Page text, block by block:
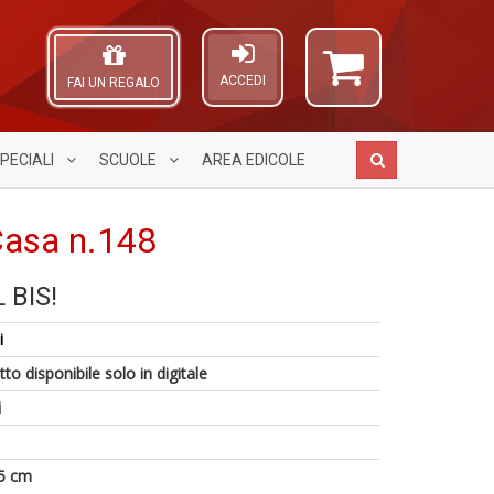
ACCEDI
FAI UN REGALO
SCUOLE AREA EDICOLE
n.148
BIS!
disponibile solo in digitale
cm